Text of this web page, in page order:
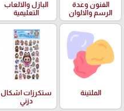
الفنون وعدة
الرسم والالوان
البازل والالعاب
التعليمية
الملتينة
ستكرزات اشكال
دزني